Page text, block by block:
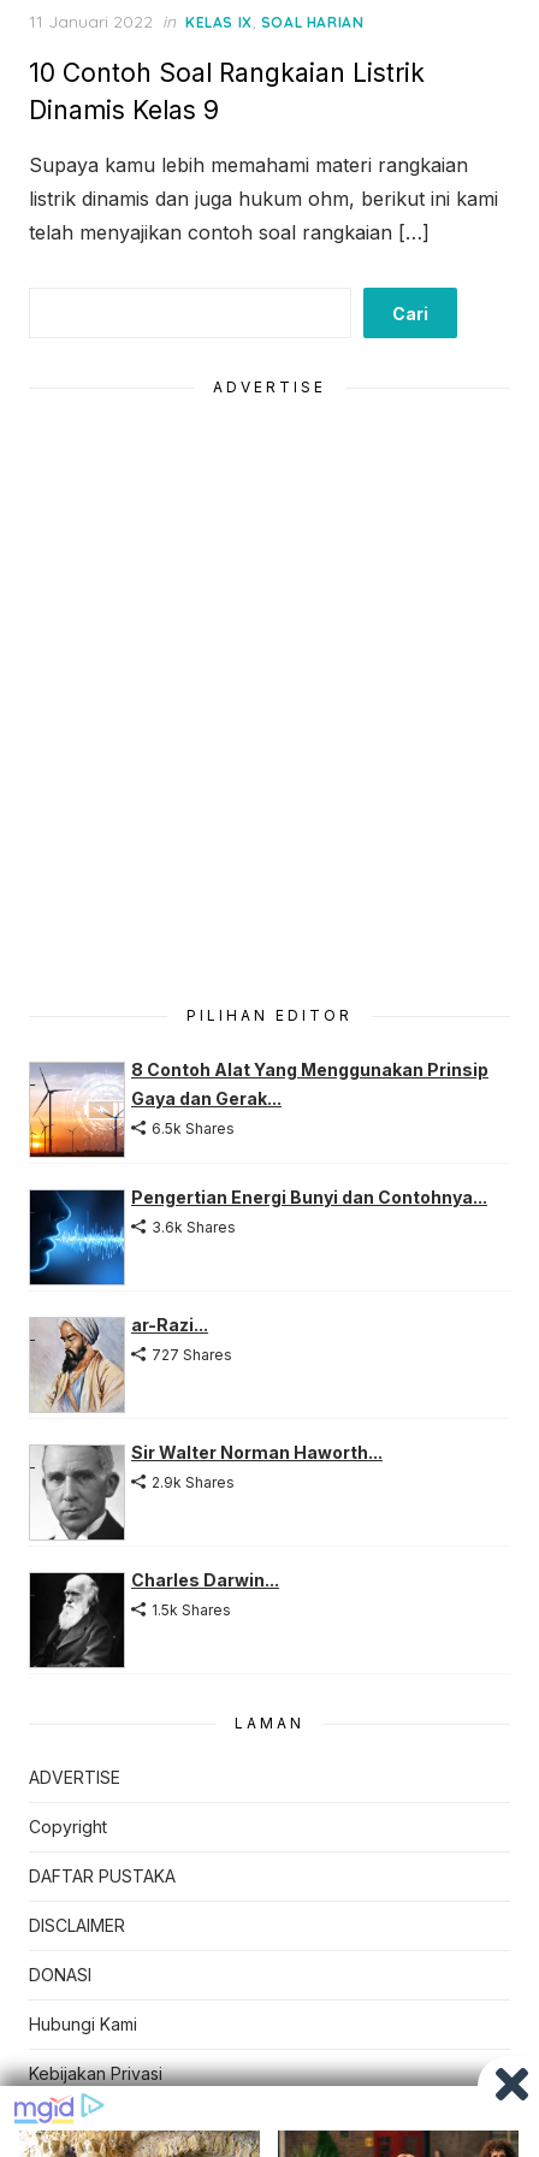
Posted
11 Januari 2022 in KELAS IX, SOAL HARIAN
10 Contoh Soal Rangkaian Listrik
Dinamis Kelas 9
Supaya kamu lebih memahami materi rangkaian
listrik dinamis dan juga hukum ohm, berikut ini kami
telah menyajikan contoh soal rangkaian […]
Cari
ADVERTISE
PILIHAN EDITOR
8 Contoh Alat Yang Menggunakan Prinsip
Gaya dan Gerak...
6.5k Shares
Pengertian Energi Bunyi dan Contohnya...
3.6k Shares
ar-Razi...
727 Shares
Sir Walter Norman Haworth...
2.9k Shares
Charles Darwin...
1.5k Shares
LAMAN
ADVERTISE
Copyright
DAFTAR PUSTAKA
DISCLAIMER
DONASI
Hubungi Kami
Kebijakan Privasi